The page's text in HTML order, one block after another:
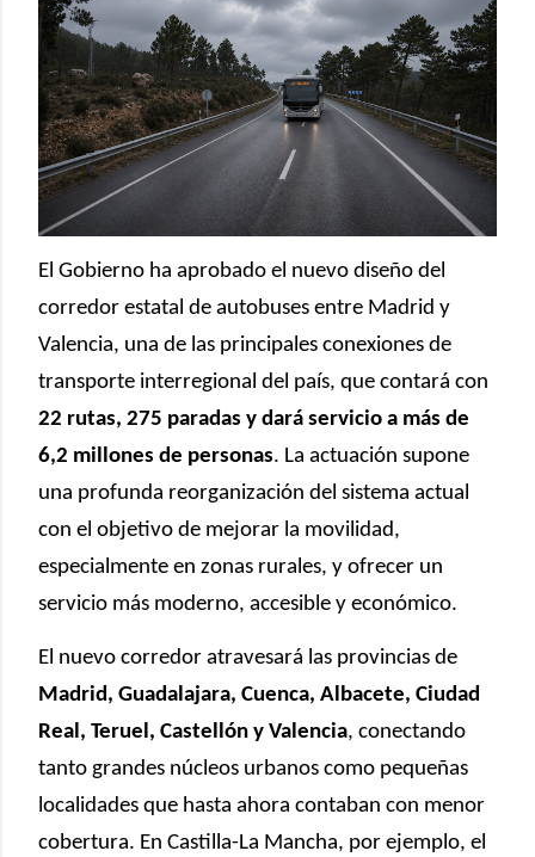
El Gobierno ha aprobado el nuevo diseño del
corredor estatal de autobuses entre Madrid y
Valencia, una de las principales conexiones de
transporte interregional del país, que contará con
22 rutas, 275 paradas y dará servicio a más de
6,2 millones de personas. La actuación supone
una profunda reorganización del sistema actual
con el objetivo de mejorar la movilidad,
especialmente en zonas rurales, y ofrecer un
servicio más moderno, accesible y económico.
El nuevo corredor atravesará las provincias de
Madrid, Guadalajara, Cuenca, Albacete, Ciudad
Real, Teruel, Castellón y Valencia, conectando
tanto grandes núcleos urbanos como pequeñas
localidades que hasta ahora contaban con menor
cobertura. En Castilla-La Mancha, por ejemplo, el